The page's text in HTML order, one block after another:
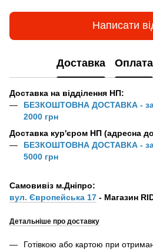
Написати
Доставка Оплата
Доставка на відділення НП:
БЕЗКОШТОВНА ДОСТАВКА -
2000 грн
Доставка кур'єром НП (адресна
БЕЗКОШТОВНА ДОСТАВКА -
5000 грн
Самовивіз м.Дніпро:
вул. Європейська 17 - Магазин
Детальніше про доставку
Готівкою або картою при